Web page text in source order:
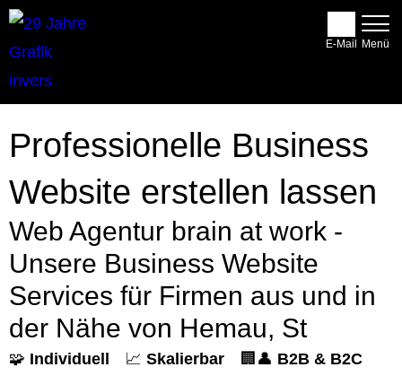
Professionelle Business
Website erstellen lassen
Web Agentur brain at work -
Unsere Business Website
Services für Firmen aus und in
der Nähe von Hemau, St
🧩 Individuell 📈 Skalierbar 🏢👤 B2B & B2C